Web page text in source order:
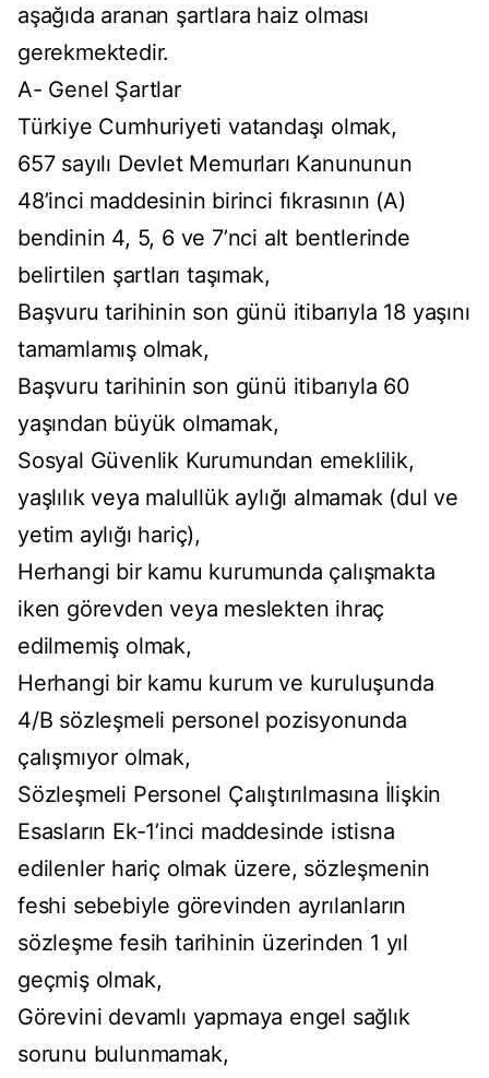
aşağıda aranan şartlara haiz olması
gerekmektedir.
A- Genel Şartlar
Türkiye Cumhuriyeti vatandaşı olmak,
657 sayılı Devlet Memurları Kanununun
48’inci maddesinin birinci fıkrasının (A)
bendinin 4, 5, 6 ve 7’nci alt bentlerinde
belirtilen şartları taşımak,
Başvuru tarihinin son günü itibarıyla 18 yaşını
tamamlamış olmak,
Başvuru tarihinin son günü itibarıyla 60
yaşından büyük olmamak,
Sosyal Güvenlik Kurumundan emeklilik,
yaşlılık veya malullük aylığı almamak (dul ve
yetim aylığı hariç),
Herhangi bir kamu kurumunda çalışmakta
iken görevden veya meslekten ihraç
edilmemiş olmak,
Herhangi bir kamu kurum ve kuruluşunda
4/B sözleşmeli personel pozisyonunda
çalışmıyor olmak,
Sözleşmeli Personel Çalıştırılmasına İlişkin
Esasların Ek-1’inci maddesinde istisna
edilenler hariç olmak üzere, sözleşmenin
feshi sebebiyle görevinden ayrılanların
sözleşme fesih tarihinin üzerinden 1 yıl
geçmiş olmak,
Görevini devamlı yapmaya engel sağlık
sorunu bulunmamak,